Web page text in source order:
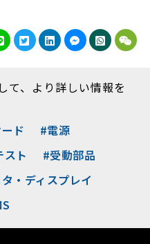
て、より詳しい情報を
ド
#電源
ト
#受動部品
・ディスプレイ